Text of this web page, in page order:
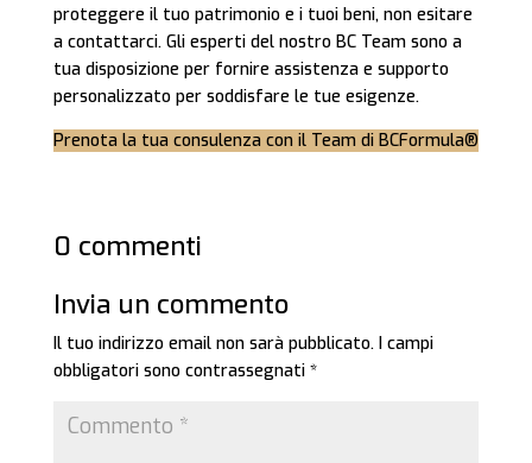
proteggere il tuo patrimonio e i tuoi beni, non esitare
a contattarci. Gli esperti del nostro BC Team sono a
tua disposizione per fornire assistenza e supporto
personalizzato per soddisfare le tue esigenze.
Prenota la tua consulenza con il Team di BCFormula®
0 commenti
Invia un commento
Il tuo indirizzo email non sarà pubblicato. I campi
obbligatori sono contrassegnati *